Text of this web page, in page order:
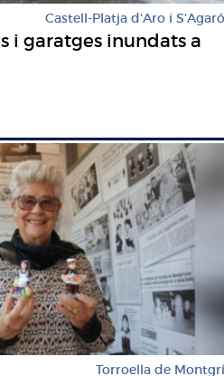
Castell-Platja d'Aro i S'Agaró
i garatges inundats a
Torroella de Montgrí